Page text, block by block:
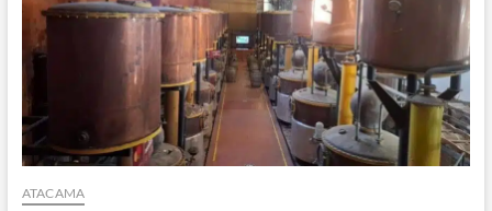
del
situación
comunal.
ATACAMA